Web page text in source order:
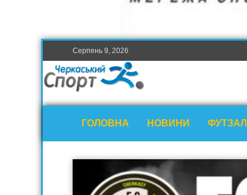
Серпень 9, 2026
ГОЛОВНА НОВИНИ ФУТЗАЛ